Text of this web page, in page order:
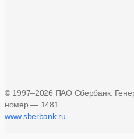
© 1997–2026 ПАО Сбербанк.
номер — 1481
www.sberbank.ru